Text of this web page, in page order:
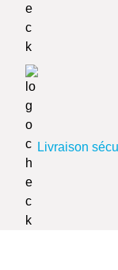
Livraison